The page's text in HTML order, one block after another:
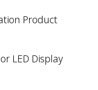
Product
LED Display